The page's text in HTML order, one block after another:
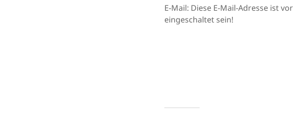
E-Mail: Diese E-Mail-Adresse ist
eingeschaltet sein!